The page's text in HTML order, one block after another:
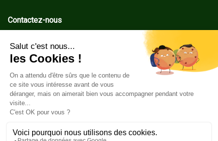
Contactez-nous
Tel : +33(0)3 25 92 78 60
Service client
Conditions Générales de Vente
Mentions légales
Politique de cookies